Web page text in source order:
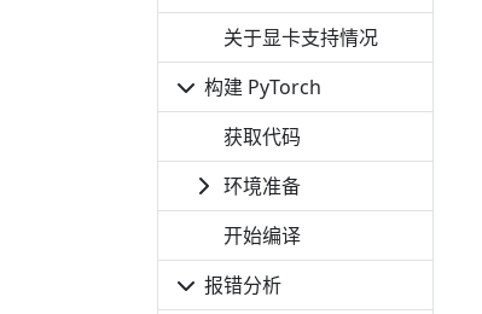
关于显卡支持情况
构建 PyTorch
获取代码
环境准备
开始编译
报错分析